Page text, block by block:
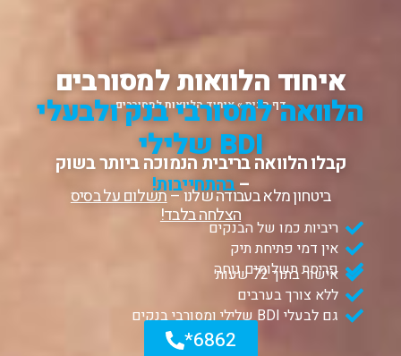
איחוד הלוואות למסורבים
דף הבית»איחוד הלוואות למסורבים
הלוואה למסורבי בנק ולבעלי
BDI שלילי
קבלו הלוואה בריבית הנמוכה ביותר בשוק
–בהתחייבות!
ביטחון מלא בעבודה שלנו –תשלום על בסיס
הצלחה בלבד!
ריביות כמו של הבנקים
אין דמי פתיחת תיק
פריסת תשלומים נוחה
אישור בתוך 72 שעות
ללא צורך בערבים
גם לבעלי BDI שלילי ומסורבי בנקים
6862*